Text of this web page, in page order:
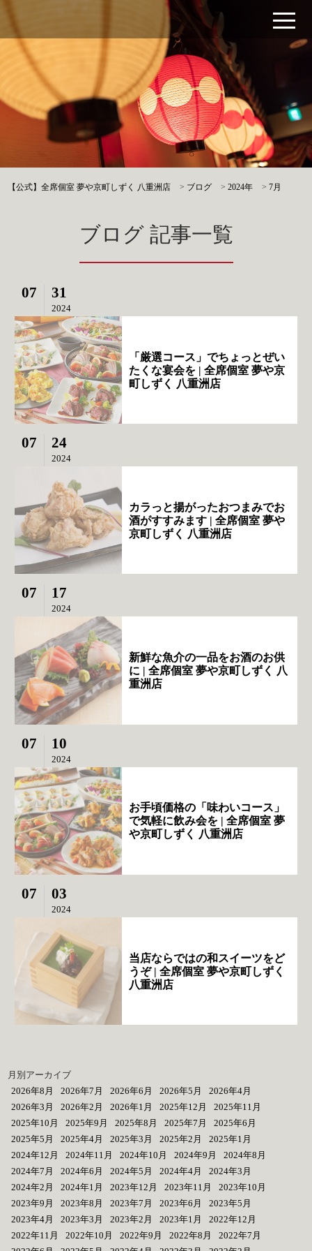
【公式】全席個室 夢や京町しずく 八重洲店 > ブログ >2024年 >7月
ブログ 記事一覧
07 31
2024
「厳選コース」でちょっとぜい
たくな宴会を | 全席個室 夢や京
町しずく 八重洲店
07 24
2024
カラっと揚がったおつまみでお
酒がすすみます | 全席個室 夢や
京町しずく 八重洲店
07 17
2024
新鮮な魚介の一品をお酒のお供
に | 全席個室 夢や京町しずく 八
重洲店
07 10
2024
お手頃価格の「味わいコース」
で気軽に飲み会を | 全席個室 夢
や京町しずく 八重洲店
07 03
2024
当店ならではの和スイーツをど
うぞ | 全席個室 夢や京町しずく
八重洲店
月別アーカイブ
2026年8月
2026年7月 2026年6月 2026年5月
2026年4月
2026年3月
2026年2月 2026年1月 2025年12月
2025年11月
2025年10月
2025年9月 2025年8月 2025年7月
2025年6月
2025年5月
2025年4月 2025年3月 2025年2月
2025年1月
2024年12月
2024年11月 2024年10月 2024年9月
2024年8月
2024年7月
2024年6月 2024年5月 2024年4月
2024年3月
2024年2月
2024年1月 2023年12月 2023年11月
2023年10月
2023年9月
2023年8月 2023年7月 2023年6月
2023年5月
2023年4月
2023年3月 2023年2月 2023年1月
2022年12月
2022年11月
2022年10月 2022年9月 2022年8月
2022年7月